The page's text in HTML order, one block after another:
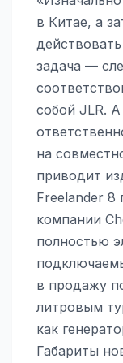
в Китае, а
задача —
собой JLR.
на
приводит
Freelander 8
компании
полностью
в продажу
литровым
как
Габариты